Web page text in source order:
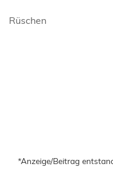
Rüschen
*Anzeige/Beitrag